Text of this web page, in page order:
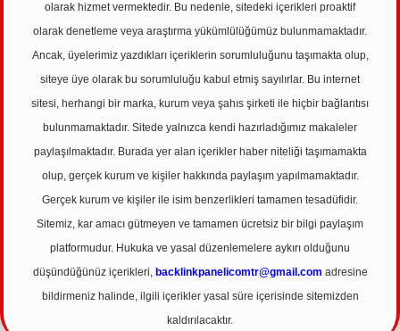
olarak hizmet vermektedir. Bu nedenle, sitedeki içerikleri proaktif
olarak denetleme veya araştırma yükümlülüğümüz bulunmamaktadır.
Ancak, üyelerimiz yazdıkları içeriklerin sorumluluğunu taşımakta olup,
siteye üye olarak bu sorumluluğu kabul etmiş sayılırlar. Bu internet
sitesi, herhangi bir marka, kurum veya şahıs şirketi ile hiçbir bağlantısı
bulunmamaktadır. Sitede yalnızca kendi hazırladığımız makaleler
paylaşılmaktadır. Burada yer alan içerikler haber niteliği taşımamakta
olup, gerçek kurum ve kişiler hakkında paylaşım yapılmamaktadır.
Gerçek kurum ve kişiler ile isim benzerlikleri tamamen tesadüfidir.
Sitemiz, kar amacı gütmeyen ve tamamen ücretsiz bir bilgi paylaşım
platformudur. Hukuka ve yasal düzenlemelere aykırı olduğunu
düşündüğünüz içerikleri, backlinkpanelicomtr@gmail.com adresine
bildirmeniz halinde, ilgili içerikler yasal süre içerisinde sitemizden
kaldırılacaktır.